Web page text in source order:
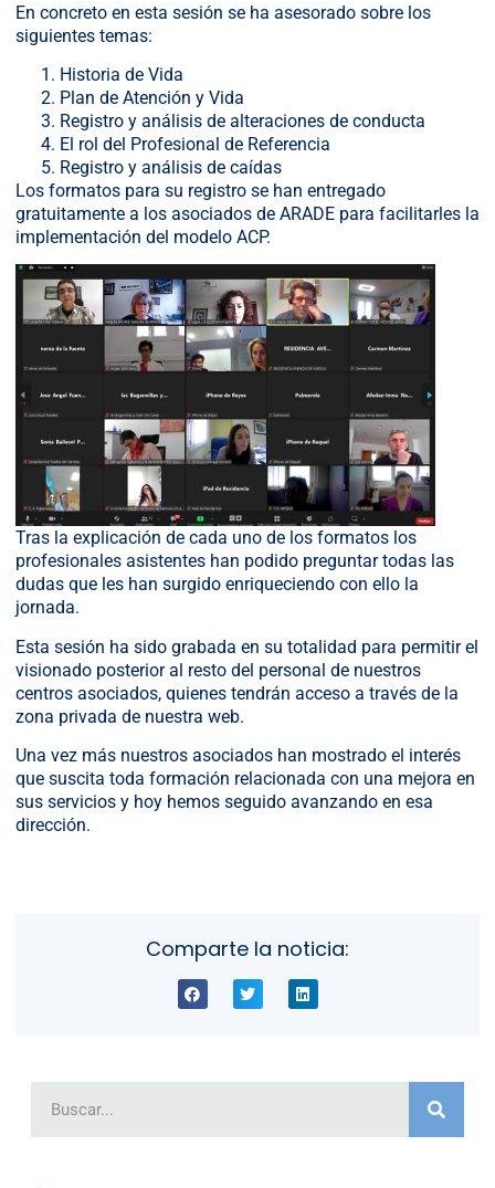
En concreto en esta sesión se ha asesorado sobre los
siguientes temas:
Historia de Vida
Plan de Atención y Vida
Registro y análisis de alteraciones de conducta
El rol del Profesional de Referencia
Registro y análisis de caídas
Los formatos para su registro se han entregado
gratuitamente a los asociados de ARADE para facilitarles la
implementación del modelo ACP.
Tras la explicación de cada uno de los formatos los
profesionales asistentes han podido preguntar todas las
dudas que les han surgido enriqueciendo con ello la
jornada.
Esta sesión ha sido grabada en su totalidad para permitir el
visionado posterior al resto del personal de nuestros
centros asociados, quienes tendrán acceso a través de la
zona privada de nuestra web.
Una vez más nuestros asociados han mostrado el interés
que suscita toda formación relacionada con una mejora en
sus servicios y hoy hemos seguido avanzando en esa
dirección.
Comparte la noticia: